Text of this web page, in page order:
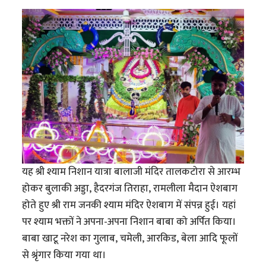
यह श्री श्याम निशान यात्रा बालाजी मंदिर तालकटोरा से आरम्भ
होकर बुलाकी अड्डा, हैदरगंज तिराहा, रामलीला मैदान ऐशबाग
होते हुए श्री राम जनकी श्याम मंदिर ऐशबाग में संपन्न हुई। यहां
पर श्याम भक्तों ने अपना-अपना निशान बाबा को अर्पित किया।
बाबा खाटू नरेश का गुलाब, चमेली, आरकिड, बेला आदि फूलों
से श्रृंगार किया गया था।